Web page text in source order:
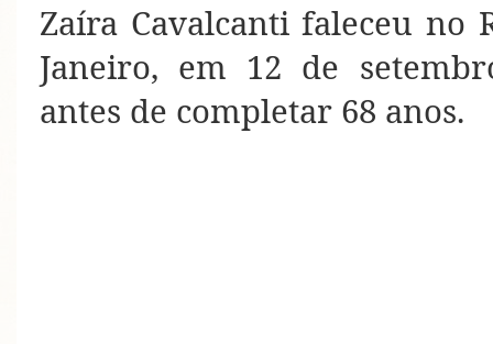
Zaíra Cavalcanti faleceu no
Janeiro, em 12 de
antes de completar 68 anos.